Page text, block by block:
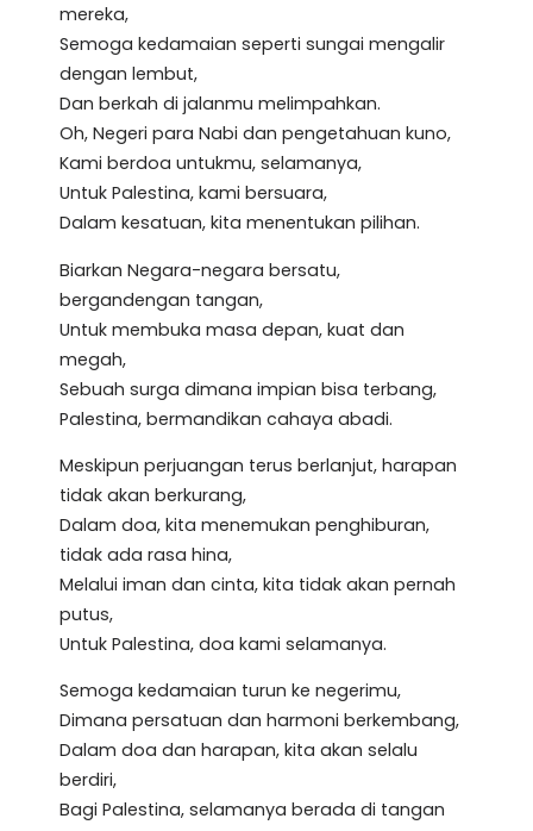
mereka,
Semoga kedamaian seperti sungai mengalir
dengan lembut,
Dan berkah di jalanmu melimpahkan.
Oh, Negeri para Nabi dan pengetahuan kuno,
Kami berdoa untukmu, selamanya,
Untuk Palestina, kami bersuara,
Dalam kesatuan, kita menentukan pilihan.
Biarkan Negara-negara bersatu,
bergandengan tangan,
Untuk membuka masa depan, kuat dan
megah,
Sebuah surga dimana impian bisa terbang,
Palestina, bermandikan cahaya abadi.
Meskipun perjuangan terus berlanjut, harapan
tidak akan berkurang,
Dalam doa, kita menemukan penghiburan,
tidak ada rasa hina,
Melalui iman dan cinta, kita tidak akan pernah
putus,
Untuk Palestina, doa kami selamanya.
Semoga kedamaian turun ke negerimu,
Dimana persatuan dan harmoni berkembang,
Dalam doa dan harapan, kita akan selalu
berdiri,
Bagi Palestina, selamanya berada di tangan